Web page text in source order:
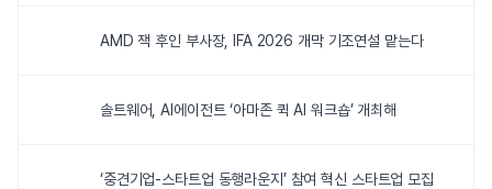
AMD 잭 후인 부사장, IFA 2026 개막 기조연설 맡는다
솔트웨어, AI에이전트 ‘아마존 퀵 AI 워크숍’ 개최해
‘중견기업-스타트업 동행라운지’ 참여 혁신 스타트업 모집